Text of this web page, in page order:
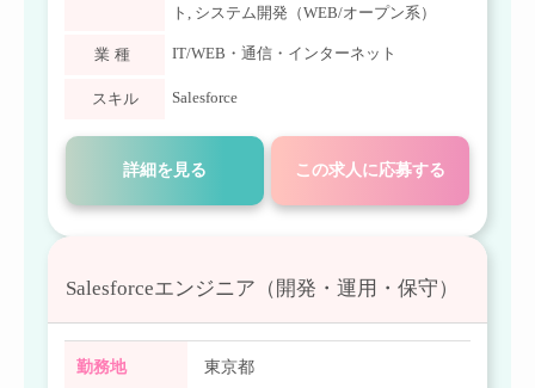
ト , システム開発（WEB/オープン系）
業種 IT/WEB・通信・インターネット
スキル Salesforce
詳細を見る この求人に応募する
Salesforceエンジニア（開発・運用・保守）
勤務地 東京都